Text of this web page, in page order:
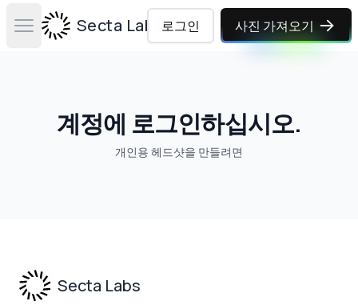
Open main menuSecta Labs로그인 사진 가져오기
계정에 로그인하십시오.
개인용 헤드샷을 만들려면
Secta Labs